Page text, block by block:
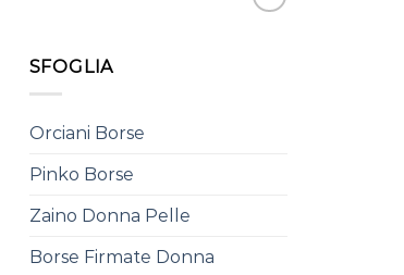
SFOGLIA
Orciani Borse
Pinko Borse
Zaino Donna Pelle
Borse Firmate Donna